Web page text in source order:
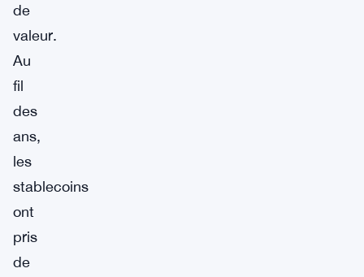
de
valeur.
Au
fil
des
ans,
les
stablecoins
ont
pris
de